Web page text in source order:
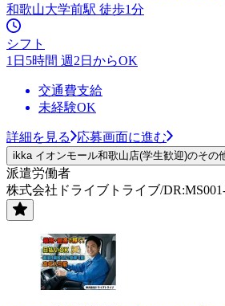
和歌山大学前駅 徒歩1分
シフト
1日5時間 週2日からOK
交通費支給
未経験OK
詳細を見る 応募画面に進む
ikka イオンモール和歌山店(学生歓迎)のその
派遣労働者
株式会社ドライブトライブ/